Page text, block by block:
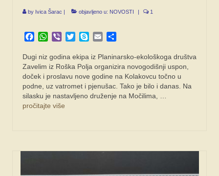
by Ivica Šarac objavljeno u: NOVOSTI 1
Facebook
WhatsApp
Viber TwitterSkypeEmail
Dugi niz godina ekipa iz Planinarsko-ekološkoga društva
Zavelim iz Roška Polja organizira novogodišnji uspon,
doček i proslavu nove godine na Kolakovcu točno u
podne, uz vatromet i pjenušac. Tako je bilo i danas. Na
silasku je nastavljeno druženje na Močilima, …
pročitajte više